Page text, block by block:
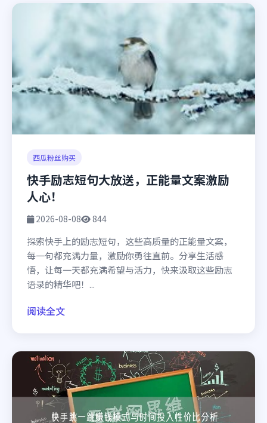
西瓜粉丝购买
快手励志短句大放送，正能量文案激励
人心！
2026-08-08 844
探索快手上的励志短句，这些高质量的正能量文案，
每一句都充满力量，激励你勇往直前。分享生活感
悟，让每一天都充满希望与活力，快来汲取这些励志
语录的精华吧！...
阅读全文